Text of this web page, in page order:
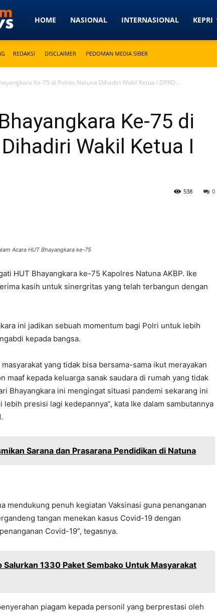
Detikkeprinews.com
HOME NASIONAL INTERNASIONAL KEPRI
REDAKSI DISCLAIMER PEDOMAN MEDIA SIBER
Ke-75 di Polres Natuna Dihadiri Wakil Ketua I DPRD...
Ke-75 di
Wakil Ketua I
0
538
Acara HUT Bhayangkara ke-75
HUT Bhayangkara ke-75 Kapolres Natuna AKBP. Ike
kasih untuk sinergritas yang telah terbangun dengan
ini jadikan sebuah momentum bagi Polri untuk lebih
kepada bangsa.
yang tidak bisa bersama-sama ikut merayakan
maaf kepada keluarga sanak saudara di rumah yang tidak
Bhayangkara ini mengingat situasi pandemi sekarang ini
presisi lagi kedepannya”, kata Ike dalam sambutannya
Sarana dan Prasarana Pendidikan di Natuna
mendukung penuh kegiatan Vaksinasi guna penanganan
tangan menekan kasus Covid-19 dengan
Covid-19”, tegasnya.
Salurkan 1330 Paket Sembako Untuk Masyarakat
piagam kepada personil yang berprestasi oleh